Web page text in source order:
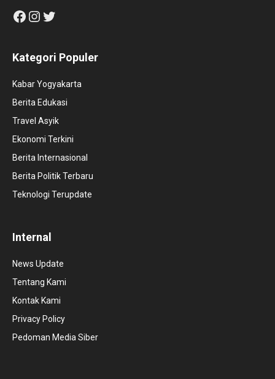
Facebook
Instagram
Twitter
Kategori Populer
Kabar Yogyakarta
Berita Edukasi
Travel Asyik
Ekonomi Terkini
Berita Internasional
Berita Politik Terbaru
Teknologi Terupdate
Internal
News Update
Tentang Kami
Kontak Kami
Privacy Policy
Pedoman Media Siber